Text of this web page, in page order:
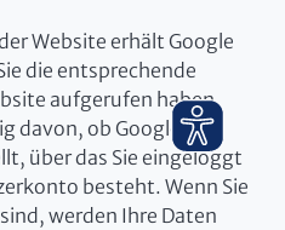
Website erhält Google
die entsprechende
aufgerufen haben.
davon, ob Google ein
über das Sie eingeloggt
besteht. Wenn Sie
werden Ihre Daten